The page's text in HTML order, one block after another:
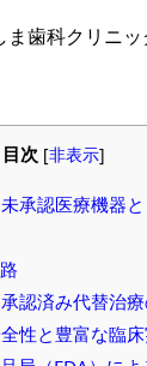
ま歯科クリニッ
目次 [非表示]
承認医療機器と
認済み代替治療
性と豊富な臨床